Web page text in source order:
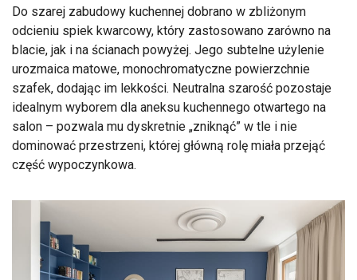
Do szarej zabudowy kuchennej dobrano w zbliżonym
odcieniu spiek kwarcowy, który zastosowano zarówno na
blacie, jak i na ścianach powyżej. Jego subtelne użylenie
urozmaica matowe, monochromatyczne powierzchnie
szafek, dodając im lekkości. Neutralna szarość pozostaje
idealnym wyborem dla aneksu kuchennego otwartego na
salon – pozwala mu dyskretnie „zniknąć” w tle i nie
dominować przestrzeni, której główną rolę miała przejąć
część wypoczynkowa.